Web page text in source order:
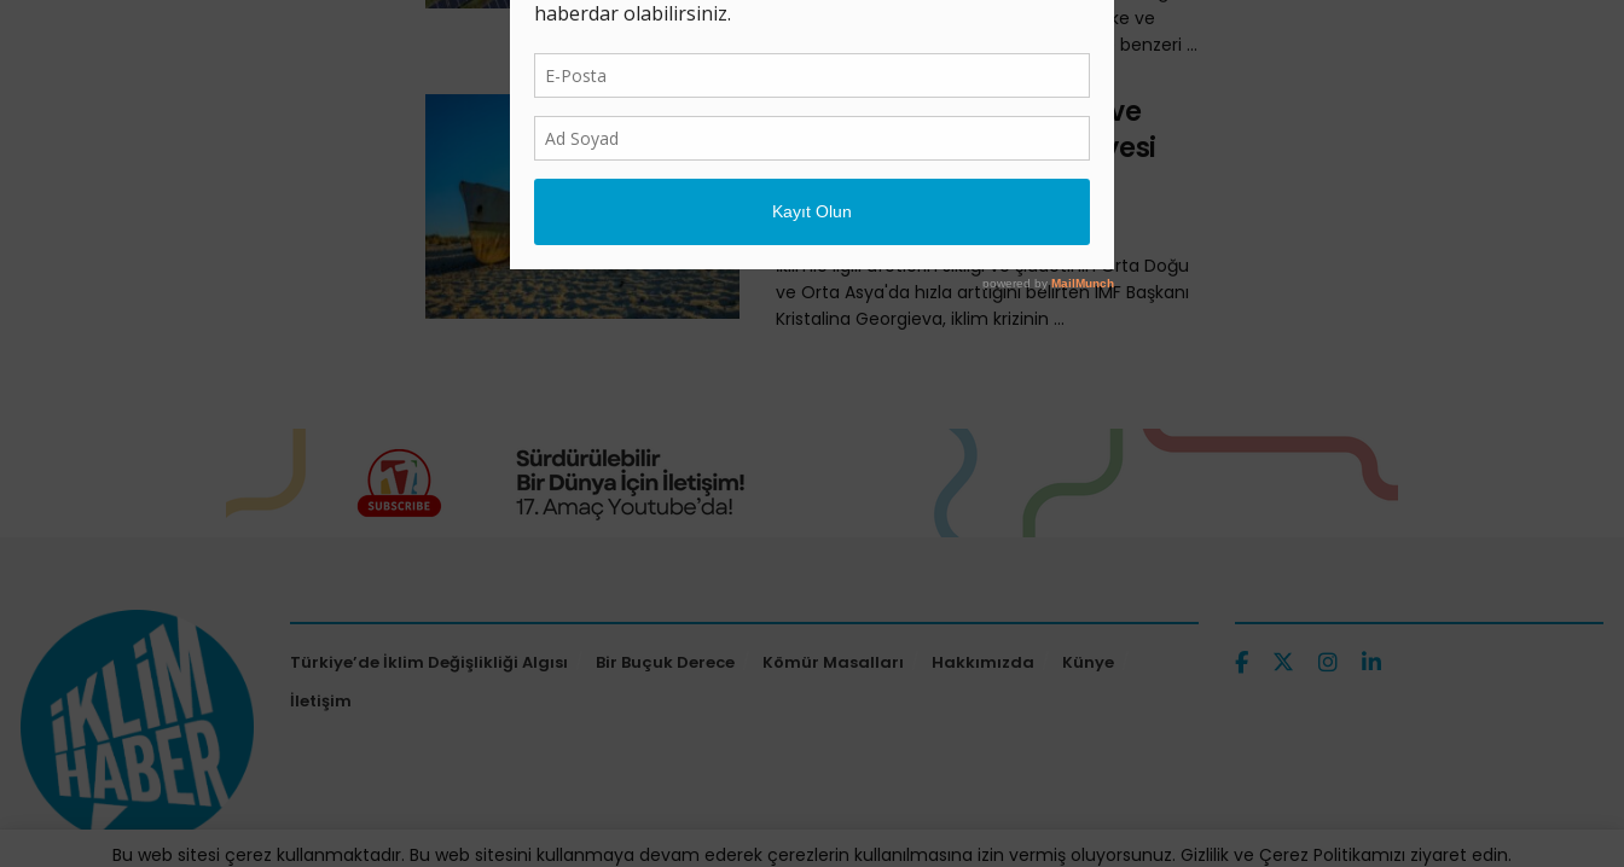
Avrupa, Kafkaslar ve Orta Asya’daki 17 ülke ve
Kosova, yenilenebilir enerji kapasitesinde benzeri ...
IMF: İklim Krizi Orta Doğu ve
Orta Asya’nın Refah Seviyesi
için Önemli Bir Tehdit
31 MART 2022
İklimle ilgili afetlerin sıklığı ve şiddetinin Orta Doğu
ve Orta Asya'da hızla arttığını belirten IMF Başkanı
Kristalina Georgieva, iklim krizinin ...
Türkiye’de İklim Değişlikliği Algısı Bir Buçuk Derece Kömür Masalları Hakkımızda
Künye
İletişim
Bu web sitesi çerez kullanmaktadır. Bu web sitesini kullanmaya devam ederek çerezlerin kullanılmasına izin vermiş oluyorsunuz. Gizlilik ve Çerez Politikamızı ziyaret edin.